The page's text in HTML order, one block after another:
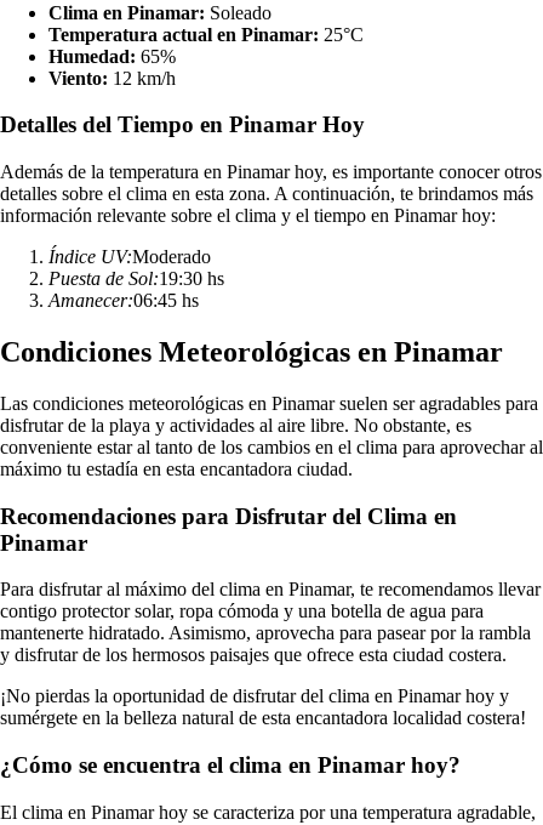
Clima en Pinamar: Soleado
Temperatura actual en Pinamar: 25°C
Humedad: 65%
Viento: 12 km/h
Detalles del Tiempo en Pinamar Hoy
Además de la temperatura en Pinamar hoy, es importante conocer otros
detalles sobre el clima en esta zona. A continuación, te brindamos más
información relevante sobre el clima y el tiempo en Pinamar hoy:
Índice UV:Moderado
Puesta de Sol:19:30 hs
Amanecer:06:45 hs
Condiciones Meteorológicas en Pinamar
Las condiciones meteorológicas en Pinamar suelen ser agradables para
disfrutar de la playa y actividades al aire libre. No obstante, es
conveniente estar al tanto de los cambios en el clima para aprovechar al
máximo tu estadía en esta encantadora ciudad.
Recomendaciones para Disfrutar del Clima en
Pinamar
Para disfrutar al máximo del clima en Pinamar, te recomendamos llevar
contigo protector solar, ropa cómoda y una botella de agua para
mantenerte hidratado. Asimismo, aprovecha para pasear por la rambla
y disfrutar de los hermosos paisajes que ofrece esta ciudad costera.
¡No pierdas la oportunidad de disfrutar del clima en Pinamar hoy y
sumérgete en la belleza natural de esta encantadora localidad costera!
¿Cómo se encuentra el clima en Pinamar hoy?
El clima en Pinamar hoy se caracteriza por una temperatura agradable,